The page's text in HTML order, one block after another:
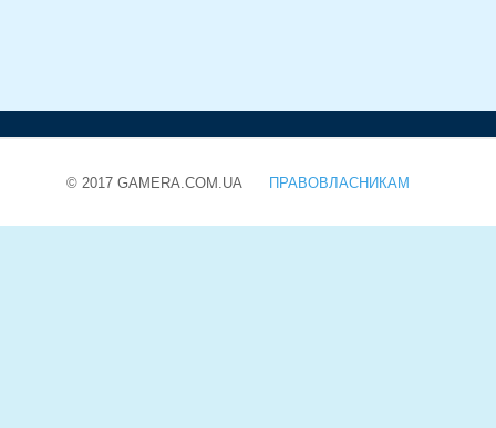
© 2017 GAMERA.COM.UA ПРАВОВЛАСНИКАМ